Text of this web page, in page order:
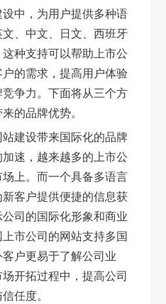
中，为用户提供多种语
、中文、日文、西班牙
种支持可以帮助上市公
的需求，提高用户体验
争力。下面将从三个方
的品牌优势。
建设带来国际化的品牌
速，越来越多的上市公
上。而一个具备多语言
客户提供便捷的信息获
司的国际化形象和商业
市公司的网站支持多国
户更易于了解公司业
开拓过程中，提高公司
任度。